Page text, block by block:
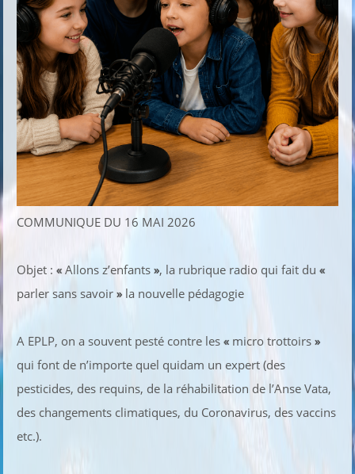
COMMUNIQUE DU 16 MAI 2026
Objet :« Allons z’enfants», la rubrique radio qui fait du«
parler sans savoir» la nouvelle pédagogie
A EPLP, on a souvent pesté contre les« micro trottoirs»
qui font de n’importe quel quidam un expert (des
pesticides, des requins, de la réhabilitation de l’Anse Vata,
des changements climatiques, du Coronavirus, des vaccins
etc.).